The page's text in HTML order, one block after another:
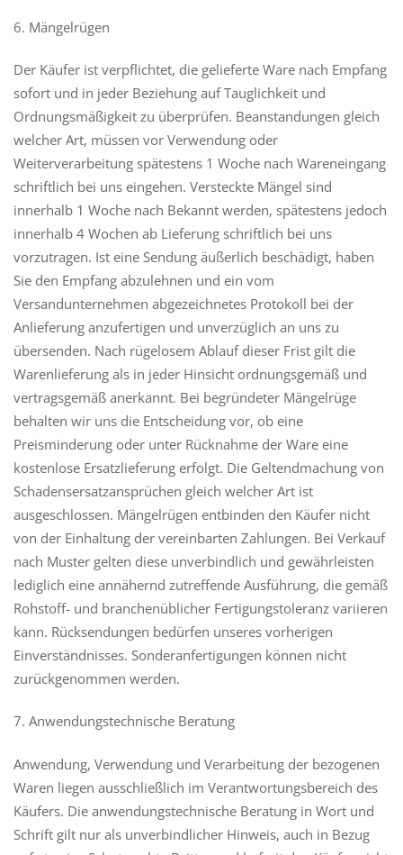
6. Mängelrügen
Der Käufer ist verpflichtet, die gelieferte Ware nach Empfang
sofort und in jeder Beziehung auf Tauglichkeit und
Ordnungsmäßigkeit zu überprüfen. Beanstandungen gleich
welcher Art, müssen vor Verwendung oder
Weiterverarbeitung spätestens 1 Woche nach Wareneingang
schriftlich bei uns eingehen. Versteckte Mängel sind
innerhalb 1 Woche nach Bekannt werden, spätestens jedoch
innerhalb 4 Wochen ab Lieferung schriftlich bei uns
vorzutragen. Ist eine Sendung äußerlich beschädigt, haben
Sie den Empfang abzulehnen und ein vom
Versandunternehmen abgezeichnetes Protokoll bei der
Anlieferung anzufertigen und unverzüglich an uns zu
übersenden. Nach rügelosem Ablauf dieser Frist gilt die
Warenlieferung als in jeder Hinsicht ordnungsgemäß und
vertragsgemäß anerkannt. Bei begründeter Mängelrüge
behalten wir uns die Entscheidung vor, ob eine
Preisminderung oder unter Rücknahme der Ware eine
kostenlose Ersatzlieferung erfolgt. Die Geltendmachung von
Schadensersatzansprüchen gleich welcher Art ist
ausgeschlossen. Mängelrügen entbinden den Käufer nicht
von der Einhaltung der vereinbarten Zahlungen. Bei Verkauf
nach Muster gelten diese unverbindlich und gewährleisten
lediglich eine annähernd zutreffende Ausführung, die gemäß
Rohstoff- und branchenüblicher Fertigungstoleranz variieren
kann. Rücksendungen bedürfen unseres vorherigen
Einverständnisses. Sonderanfertigungen können nicht
zurückgenommen werden.
7. Anwendungstechnische Beratung
Anwendung, Verwendung und Verarbeitung der bezogenen
Waren liegen ausschließlich im Verantwortungsbereich des
Käufers. Die anwendungstechnische Beratung in Wort und
Schrift gilt nur als unverbindlicher Hinweis, auch in Bezug